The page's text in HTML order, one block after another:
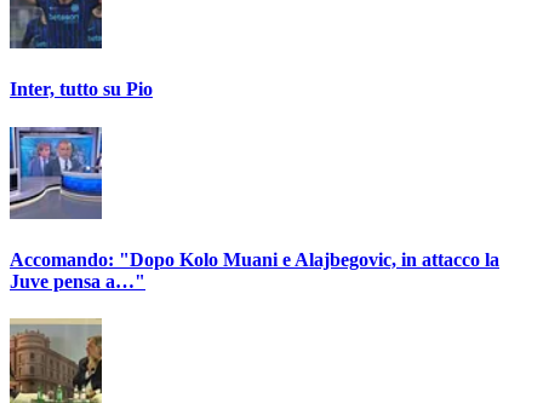
Inter, tutto su Pio
Accomando: "Dopo Kolo Muani e Alajbegovic, in attacco la
Juve pensa a…"